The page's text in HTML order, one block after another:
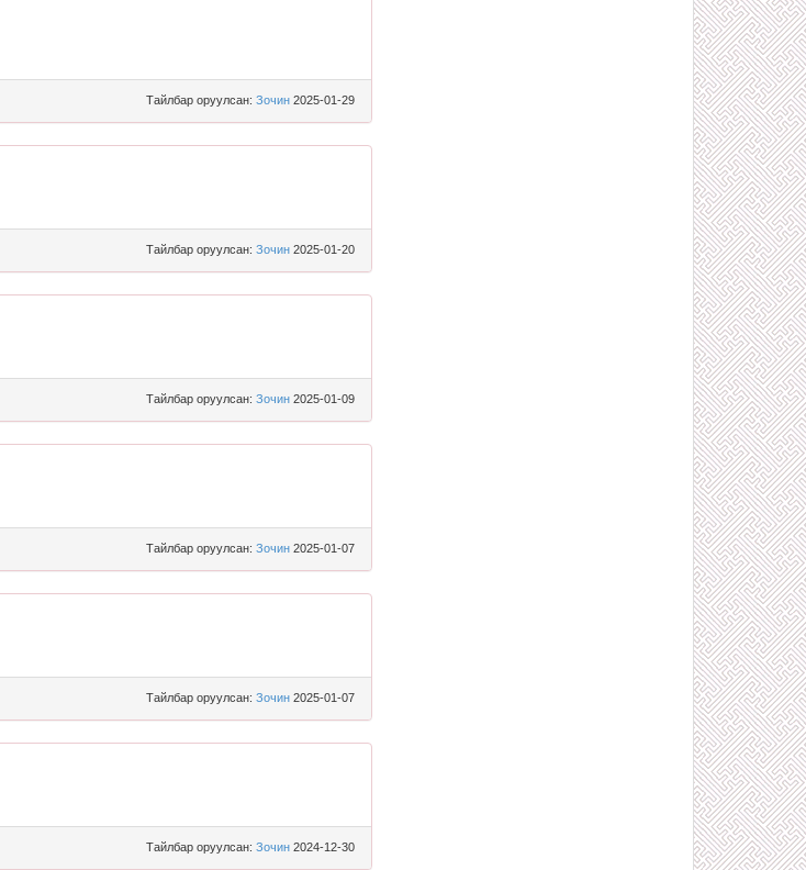
Тайлбар оруулсан: Зочин 2025-01-29
Тайлбар оруулсан: Зочин 2025-01-20
Тайлбар оруулсан: Зочин 2025-01-09
Тайлбар оруулсан: Зочин 2025-01-07
Тайлбар оруулсан: Зочин 2025-01-07
Тайлбар оруулсан: Зочин 2024-12-30